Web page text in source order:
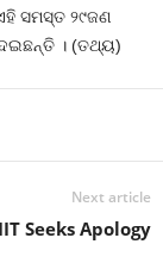
ସମସ୍ତ ୨୯ଜଣ
। (ତଥ୍ୟ)
Next article
Seeks Apology